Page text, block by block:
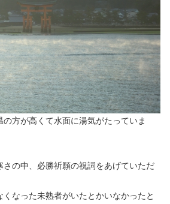
の方が高くて水面に湯気がたっていま
の中、必勝祈願の祝詞をあげていただ
なった未熟者がいたとかいなかったと